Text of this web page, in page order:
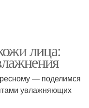
лица:
— поделимся
увлажняющих